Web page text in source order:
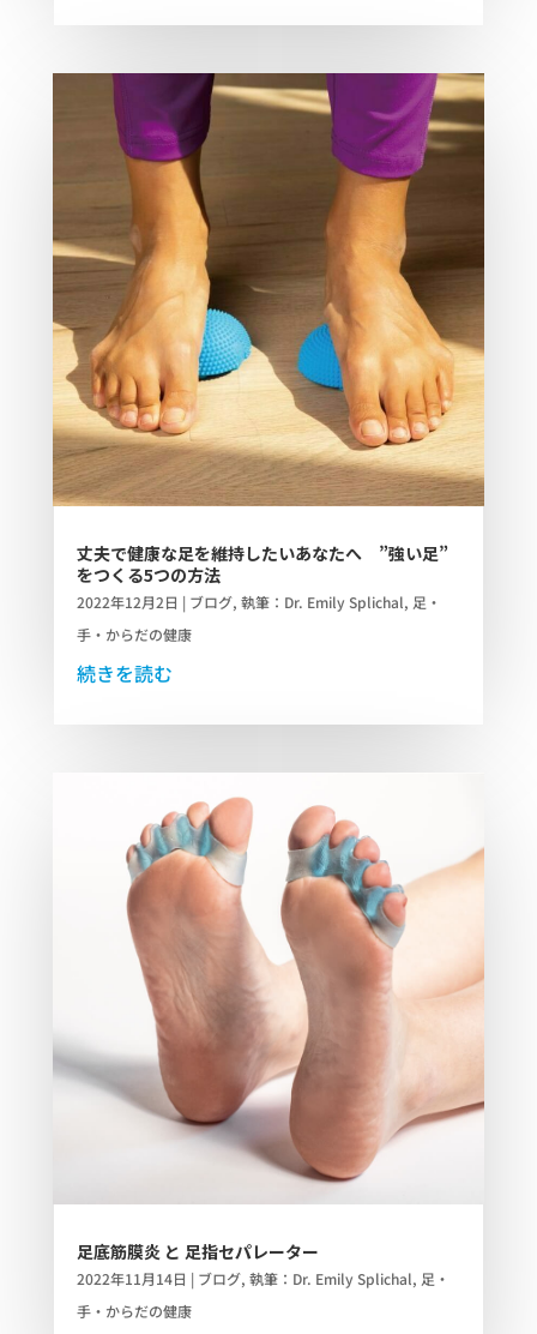
丈夫で健康な足を維持したいあなたへ ”強い足”
をつくる5つの方法
2022年12月2日 | ブログ, 執筆：Dr. Emily Splichal, 足・
手・からだの健康
続きを読む
足底筋膜炎 と 足指セパレーター
2022年11月14日 | ブログ, 執筆：Dr. Emily Splichal, 足・
手・からだの健康